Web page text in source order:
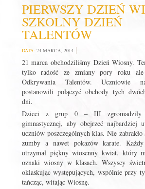
PIERWSZY DZIEŃ
SZKOLNY DZIEŃ
TALENTÓW
DATA: 24 MARCA, 2014
21 marca obchodziliśmy Dzień Wiosny.
tylko radość ze zmiany pory roku
Odkrywania Talentów. Uczniowie
postanowili połączyć obchody tych
dni.
Dzieci z grup 0 – III
gimnastycznej, aby obejrzeć najbardziej
uczniów poszczególnych klas. Nie zabrakło
zumby a nawet pokazów karate.
otrzymał piękny wiosenny kwiat, który
oznaki wiosny w klasach. Wszyscy
oklaskując występujących, wspólnie przy
tańcząc, witając Wiosnę.